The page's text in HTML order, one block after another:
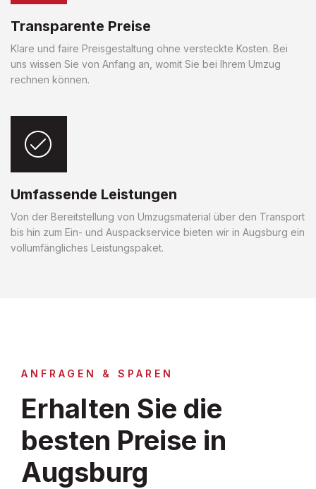
Transparente Preise
Klare und faire Preisgestaltung ohne versteckte Kosten. Bei
uns wissen Sie von Anfang an, womit Sie bei Ihrem Umzug
rechnen können.
Umfassende Leistungen
Von der Bereitstellung von Umzugsmaterial über den Transport
bis hin zum Ein- und Auspackservice bieten wir in Augsburg ein
vollumfängliches Leistungspaket.
ANFRAGEN & SPAREN
Erhalten Sie die
besten Preise in
Augsburg